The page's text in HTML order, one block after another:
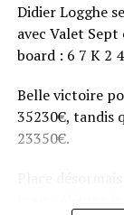
Didier Logghe
avec Valet
board : 6 7 K 2 4
Belle victoire
35230€, tandis
23350€.